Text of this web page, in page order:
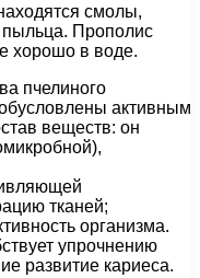
смолы,
Прополис
хорошо в воде.
пчелиного
активным
веществ: он
тканей;
организма.
упрочнению
развитие кариеса.